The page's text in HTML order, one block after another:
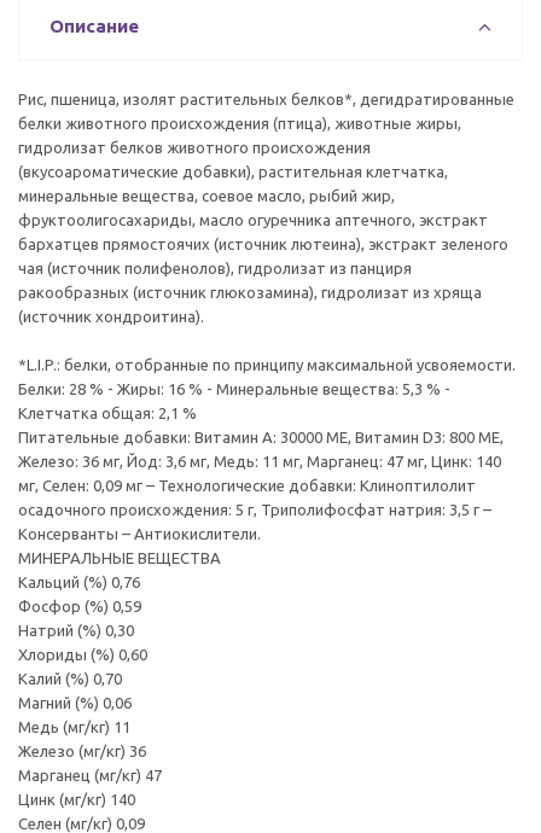
Описание
Рис, пшеница, изолят растительных белков*, дегидратированные
белки животного происхождения (птица), животные жиры,
гидролизат белков животного происхождения
(вкусоароматические добавки), растительная клетчатка,
минеральные вещества, соевое масло, рыбий жир,
фруктоолигосахариды, масло огуречника аптечного, экстракт
бархатцев прямостоячих (источник лютеина), экстракт зеленого
чая (источник полифенолов), гидролизат из панциря
ракообразных (источник глюкозамина), гидролизат из хряща
(источник хондроитина).
*L.I.P.: белки, отобранные по принципу максимальной усвояемости.
Белки: 28 % - Жиры: 16 % - Минеральные вещества: 5,3 % -
Клетчатка общая: 2,1 %
Питательные добавки: Витамин A: 30000 ME, Витамин D3: 800 ME,
Железо: 36 мг, Йод: 3,6 мг, Медь: 11 мг, Марганец: 47 мг, Цинк: 140
мг, Ceлeн: 0,09 мг – Технологические добавки: Клиноптилолит
осадочного происхождения: 5 г, Триполифосфат натрия: 3,5 г –
Консерванты – Антиокислители.
МИНЕРАЛЬНЫЕ ВЕЩЕСТВА
Кальций (%) 0,76
Фосфор (%) 0,59
Натрий (%) 0,30
Хлориды (%) 0,60
Калий (%) 0,70
Магний (%) 0,06
Медь (мг/кг) 11
Железо (мг/кг) 36
Марганец (мг/кг) 47
Цинк (мг/кг) 140
Селен (мг/кг) 0,09